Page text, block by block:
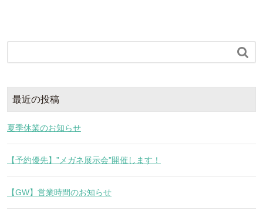

最近の投稿
夏季休業のお知らせ
【予約優先】”メガネ展示会”開催します！
【GW】営業時間のお知らせ